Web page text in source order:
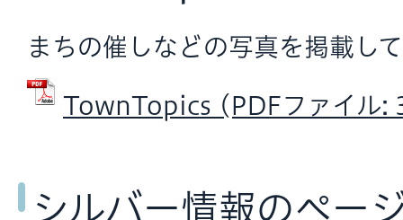
まちの催しなどの写真を掲載し
TownTopics (PDFファイル:
シルバー情報のペー